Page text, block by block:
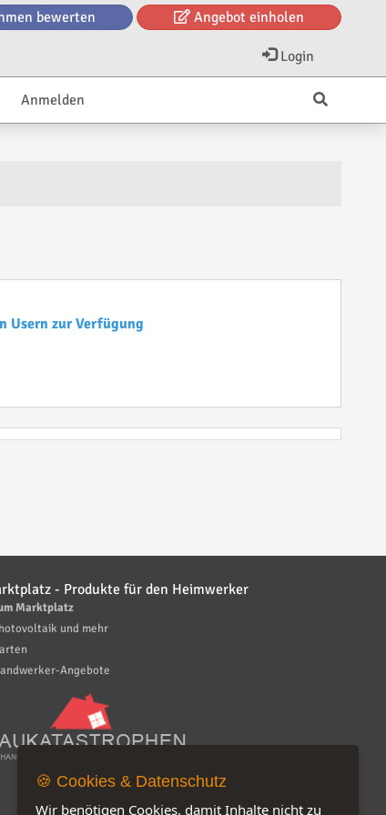
bewerten Angebot einholen
Login
Anmelden
Usern zur Verfügung
- Produkte für den Heimwerker
Marktplatz
und mehr
Angebote
🍪 Cookies & Datenschutz
Wir benötigen Cookies, damit Inhalte nicht zu